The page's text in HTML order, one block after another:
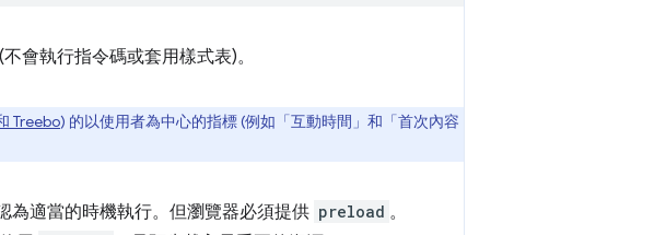
會執行指令碼或套用樣式表)。
Treebo) 的以使用者為中心的指標 (例如「互動時間」 和「首次內容
為適當的時機執行。但瀏覽器必須提供 preload 。